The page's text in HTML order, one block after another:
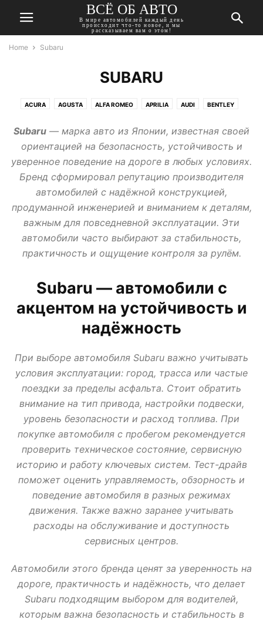
ВСЁ ОБ АВТО
В мире автомобилей каждый день
происходит что-то новое, и мы
рассказываем вам о этом!
Home Subaru
SUBARU
ACURA AGUSTA ALFA ROMEO APRILIA AUDI BENTLEY
CITROEN DACIA DAEWOO DAIHATSU DATSUN DODGE
DONGFENG DUCATI FIAT FORD GEELY GMC
HARLEY-DAVIDSON HAVAL HONDA HUMMER HYUNDAI
INFINITI ISUZU JAGUAR JEEP KAWASAKI KIA LADA
LANCIA LAND ROVER LEXUS MASERATI MAZDA MERCEDES
MINI MITSUBISHI MOSKVICH NISSAN OPEL PEUGEOT
PONTIAC PORSCHE RENAULT ROVER SAAB SEAT SKODA
SSANGYONG SUBARU SUZUKI TATA TESLA TOYOTA
TRIUMPH VOLKSWAGEN VOLVO
НОВОСТИ ПРО АВТО УАЗ
Subaru — марка авто из Японии, известная своей
ориентацией на безопасность, устойчивость и
уверенное поведение на дороге в любых условиях.
Бренд сформировал репутацию производителя
автомобилей с надёжной конструкцией,
продуманной инженерией и вниманием к деталям,
важным для повседневной эксплуатации. Эти
автомобили часто выбирают за стабильность,
практичность и ощущение контроля за рулём.
Subaru — автомобили с
акцентом на устойчивость и
надёжность
При выборе автомобиля Subaru важно учитывать
условия эксплуатации: город, трасса или частые
поездки за пределы асфальта. Стоит обратить
внимание на тип привода, настройки подвески,
уровень безопасности и расход топлива. При
покупке автомобиля с пробегом рекомендуется
проверить техническое состояние, сервисную
историю и работу ключевых систем. Тест-драйв
поможет оценить управляемость, обзорность и
поведение автомобиля в разных режимах
движения. Также важно заранее учитывать
расходы на обслуживание и доступность
сервисных центров.
Автомобили этого бренда ценят за уверенность на
дороге, практичность и надёжность, что делает
Subaru подходящим выбором для водителей,
которым важна безопасность и стабильность в